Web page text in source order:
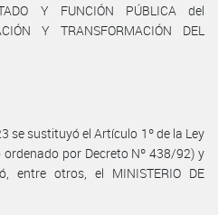
Y FUNCIÓN PÚBLICA del
Y TRANSFORMACIÓN DEL
se sustituyó el Artículo 1º de la Ley
por Decreto Nº 438/92) y
entre otros, el MINISTERIO DE